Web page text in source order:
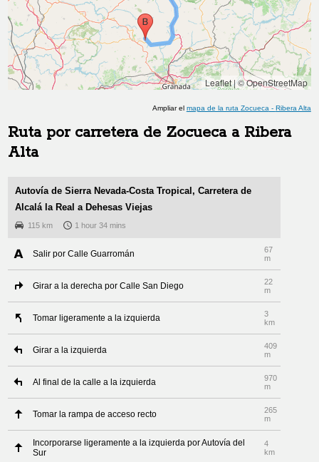
Leaflet|© OpenStreetMap
Ampliar el mapa de la ruta Zocueca - Ribera Alta
Ruta por carretera de Zocuecaa Ribera
Alta
Autovía de Sierra Nevada-Costa Tropical, Carretera de
Alcalá la Real a Dehesas Viejas
115 km 1 hour 34 mins
Salir por Calle Guarromán
67
m
Girar a la derecha por Calle San Diego
22
m
Tomar ligeramente a la izquierda
3
km
Girar a la izquierda
409
m
Al final de la calle a la izquierda
970
m
Tomar la rampa de acceso recto
265
m
Incorporarse ligeramente a la izquierda por Autovía del
Sur
4
km